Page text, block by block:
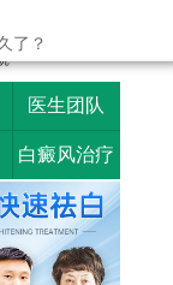
医生团队
白癜风治疗
了？